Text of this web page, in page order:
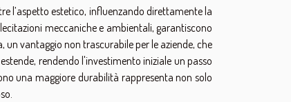
l’aspetto estetico, influenzando direttamente la
meccaniche e ambientali, garantiscono
vantaggio non trascurabile per le aziende, che
rendendo l'investimento iniziale un passo
una maggiore durabilità rappresenta non solo